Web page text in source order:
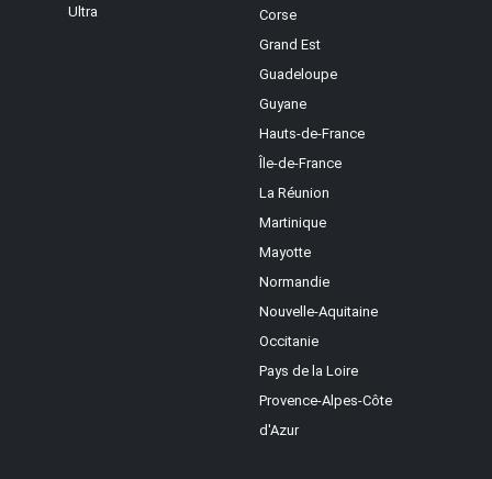
Ultra
Corse
Grand Est
Guadeloupe
Guyane
Hauts-de-France
Île-de-France
La Réunion
Martinique
Mayotte
Normandie
Nouvelle-Aquitaine
Occitanie
Pays de la Loire
Provence-Alpes-Côte
d'Azur